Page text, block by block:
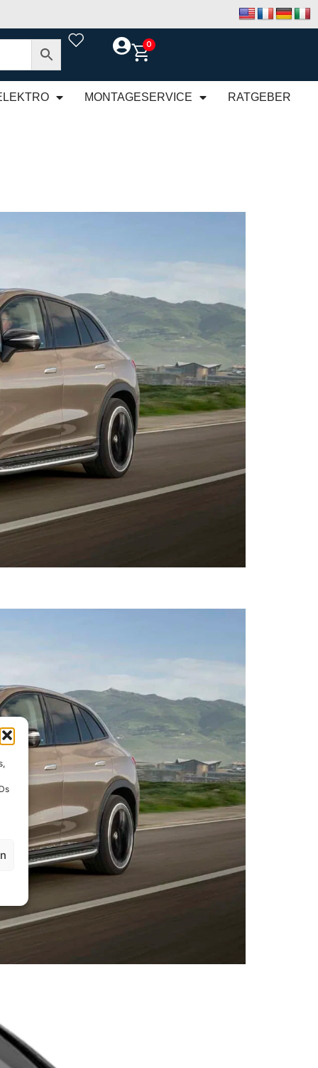
0
MONTAGESERVICE RATGEBER